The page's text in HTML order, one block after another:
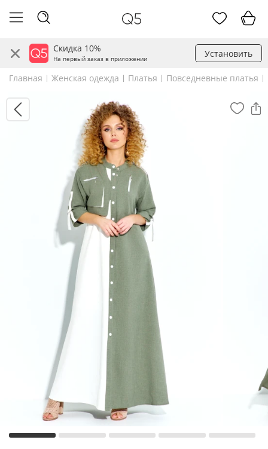
Скидка 10%
На первый заказ в приложении Установить
Главная Женская одежда Платья Повседневные платья